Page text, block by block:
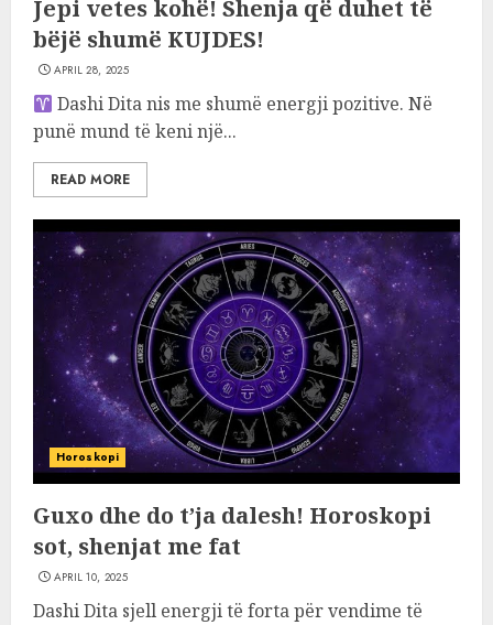
Jepi vetes kohë! Shenja që duhet të
bëjë shumë KUJDES!
APRIL 28, 2025
Dashi Dita nis me shumë energji pozitive. Në
punë mund të keni një...
READ MORE
Horoskopi
Guxo dhe do t’ja dalesh! Horoskopi
sot, shenjat me fat
APRIL 10, 2025
Dashi Dita sjell energji të forta për vendime të